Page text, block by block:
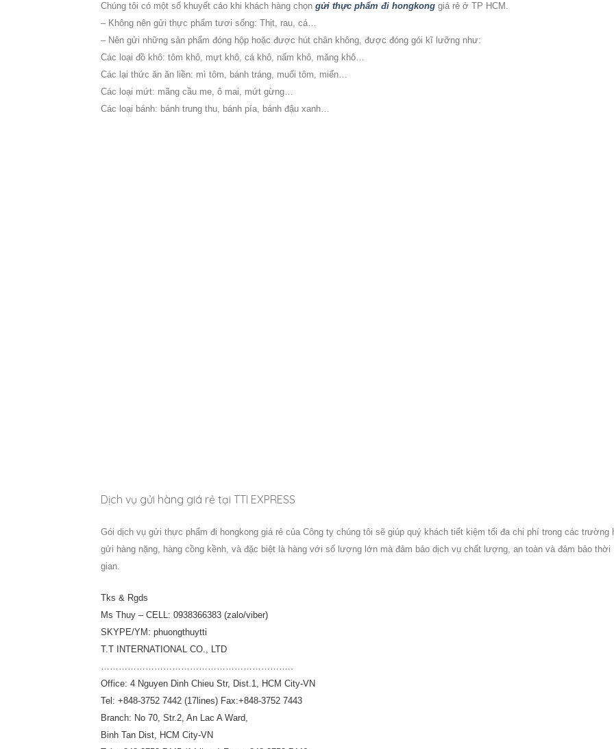
Chúng tôi có một số khuyết cáo khi khách hàng chọn gửi thực phẩm đi hongkong giá rẻ ở TP HCM.
– Không nên gửi thực phẩm tươi sống: Thịt, rau, cá…
– Nên gửi những sản phẩm đóng hộp hoặc được hút chân không, được đóng gói kĩ lưỡng như:
Các loại đồ khô: tôm khô, mựt khô, cá khô, nấm khô, măng khô…
Các lại thức ăn ăn liền: mì tôm, bánh tráng, muối tôm, miến…
Các loại mứt: mãng cầu me, ô mai, mứt gừng…
Các loại bánh: bánh trung thu, bánh pía, bánh đậu xanh…
Dịch vụ gửi hàng giá rẻ tại TTI EXPRESS
Gói dịch vụ gửi thực phẩm đi hongkong giá rẻ của Công ty chúng tôi sẽ giúp quý khách tiết kiệm tối đa chi phí trong các trường
gửi hàng nặng, hàng cồng kềnh, và đặc biệt là hàng với số lượng lớn mà đảm bảo dịch vụ chất lượng, an toàn và đảm bảo thời
gian.
Tks & Rgds
Ms Thuy – CELL: 0938366383 (zalo/viber)
SKYPE/YM: phuongthuytti
T.T INTERNATIONAL CO., LTD
Office: 4 Nguyen Dinh Chieu Str, Dist.1, HCM City-VN
Tel: +848-3752 7442 (17lines) Fax:+848-3752 7443
Branch: No 70, Str.2, An Lac A Ward,
Binh Tan Dist, HCM City-VN